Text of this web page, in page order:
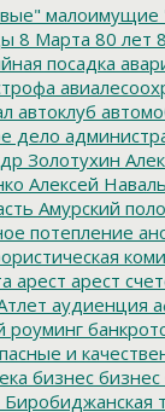
малоимущие
8 Марта 80 лет
посадка
автоклуб
дело
Золотухин
Алексей
Амурский
потепление
арест арест
аудиенция
роуминг
и
бизнес
Биробиджанская